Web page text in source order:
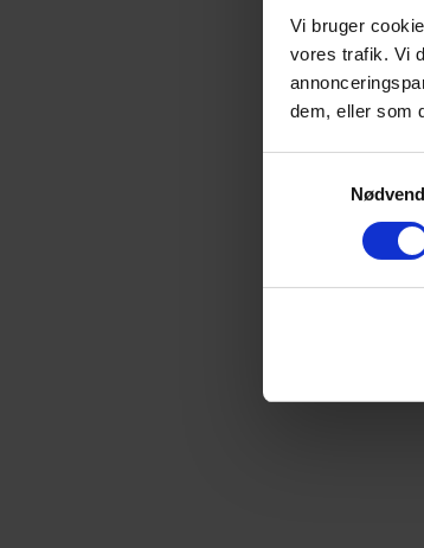
Vi bruger
vores trafik. Vi
dem, eller som
Application